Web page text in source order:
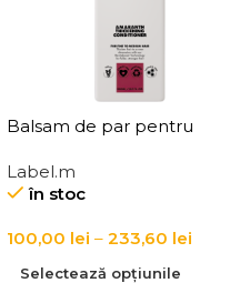
Balsam de par pentru
Thickening Conditioner
Label.m
în stoc
100,00 lei – 233,60 lei
Selectează opțiunile